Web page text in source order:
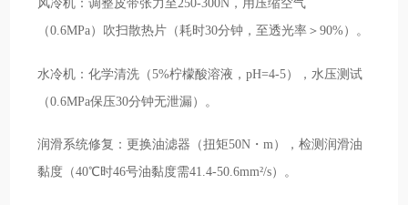
（0.6MPa）吹扫散热片（耗时30分钟，至透光率＞90%）。
水冷机：化学清洗（5%柠檬酸溶液，pH=4-5），水压测试
（0.6MPa保压30分钟无泄漏）。
润滑系统修复：更换油滤器（扭矩50N・m），检测润滑油
黏度（40℃时46号油黏度需41.4-50.6mm²/s）。